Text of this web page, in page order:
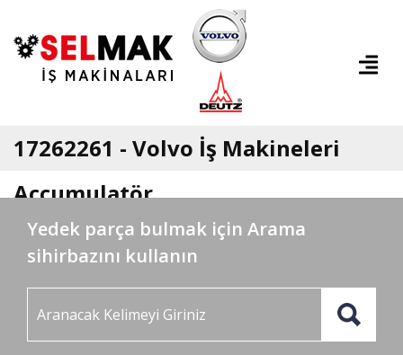
17262261 - Volvo İş Makineleri
Accumulatör
Yedek parça bulmak için Arama
sihirbazını kullanın